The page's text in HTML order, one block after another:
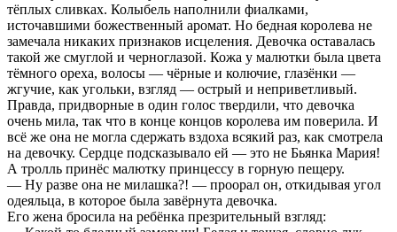
тёплых сливках. Колыбель наполнили фиалками,
источавшими божественный аромат. Но бедная королева не
замечала никаких признаков исцеления. Девочка оставалась
такой же смуглой и черноглазой. Кожа у малютки была цвета
тёмного ореха, волосы — чёрные и колючие, глазёнки —
жгучие, как угольки, взгляд — острый и неприветливый.
Правда, придворные в один голос твердили, что девочка
очень мила, так что в конце концов королева им поверила. И
всё же она не могла сдержать вздоха всякий раз, как смотрела
на девочку. Сердце подсказывало ей — это не Бьянка Мария!
А тролль принёс малютку принцессу в горную пещеру.
— Ну разве она не милашка?! — проорал он, откидывая угол
одеяльца, в которое была завёрнута девочка.
Его жена бросила на ребёнка презрительный взгляд: